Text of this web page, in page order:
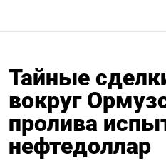
Тайные
вокруг
пролива
нефтедоллар